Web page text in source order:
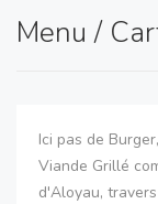
Menu /
Ici pas de
Viande Grillé
d'Aloyau,